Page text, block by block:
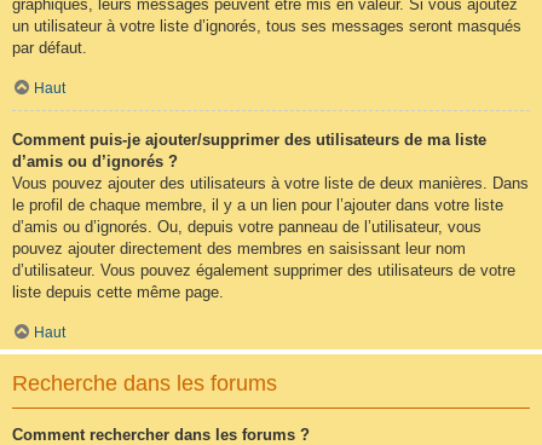
graphiques, leurs messages peuvent être mis en valeur. Si vous ajoutez
un utilisateur à votre liste d’ignorés, tous ses messages seront masqués
par défaut.
Haut
Comment puis-je ajouter/supprimer des utilisateurs de ma liste
d’amis ou d’ignorés ?
Vous pouvez ajouter des utilisateurs à votre liste de deux manières. Dans
le profil de chaque membre, il y a un lien pour l’ajouter dans votre liste
d’amis ou d’ignorés. Ou, depuis votre panneau de l’utilisateur, vous
pouvez ajouter directement des membres en saisissant leur nom
d’utilisateur. Vous pouvez également supprimer des utilisateurs de votre
liste depuis cette même page.
Haut
Recherche dans les forums
Comment rechercher dans les forums ?